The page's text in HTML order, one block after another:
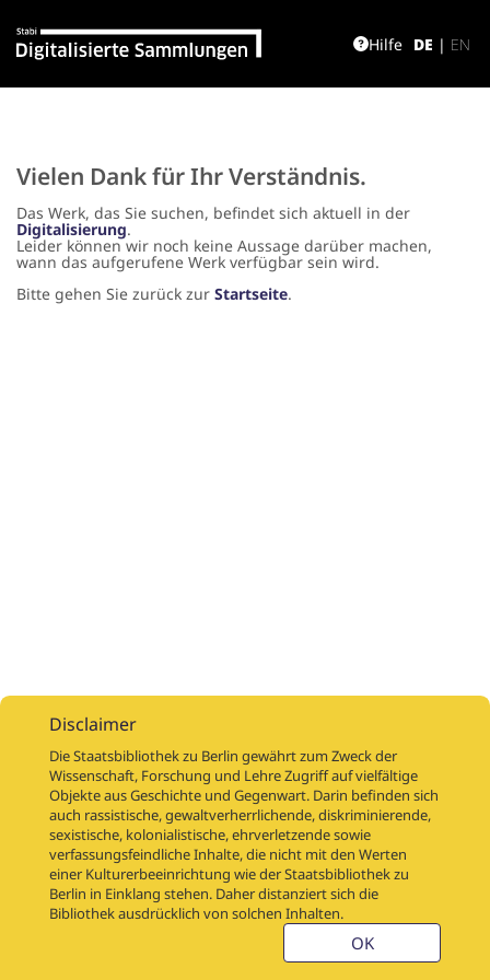
DE | EN
Hilfe
Vielen Dank für Ihr Verständnis.
Das Werk, das Sie suchen, befindet sich aktuell in der
Digitalisierung.
Leider können wir noch keine Aussage darüber machen,
wann das aufgerufene Werk verfügbar sein wird.
Bitte gehen Sie zurück zur Startseite.
DigitalisierungsaufträgeÜberDigitalisierungsprojekteLinks
DigiworkflowWeitere digitalisierte Bestände
Kontakt
Nutzungsbedingungen
Startseite der SBB
Stabikat
Weitere Kataloge der SBB
Disclaimer
Die Staatsbibliothek zu Berlin gewährt zum Zweck der
Wissenschaft, Forschung und Lehre Zugriff auf vielfältige
Objekte aus Geschichte und Gegenwart. Darin befinden sich
auch rassistische, gewaltverherrlichende, diskriminierende,
sexistische, kolonialistische, ehrverletzende sowie
verfassungsfeindliche Inhalte, die nicht mit den Werten
einer Kulturerbeeinrichtung wie der Staatsbibliothek zu
Berlin in Einklang stehen. Daher distanziert sich die
Bibliothek ausdrücklich von solchen Inhalten.
OK